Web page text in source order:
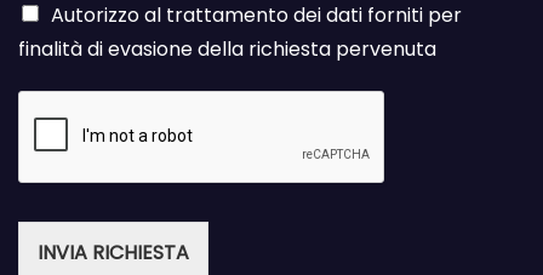
Autorizzo al trattamento dei dati forniti per
finalità di evasione della richiesta pervenuta
INVIA RICHIESTA